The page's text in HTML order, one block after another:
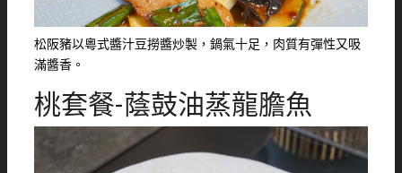
松阪豬以粵式醬汁豆撈醬炒製，鍋氣十足，肉質有彈性又吸
滿醬香。
桃套餐-蔭鼓油蒸龍膽魚